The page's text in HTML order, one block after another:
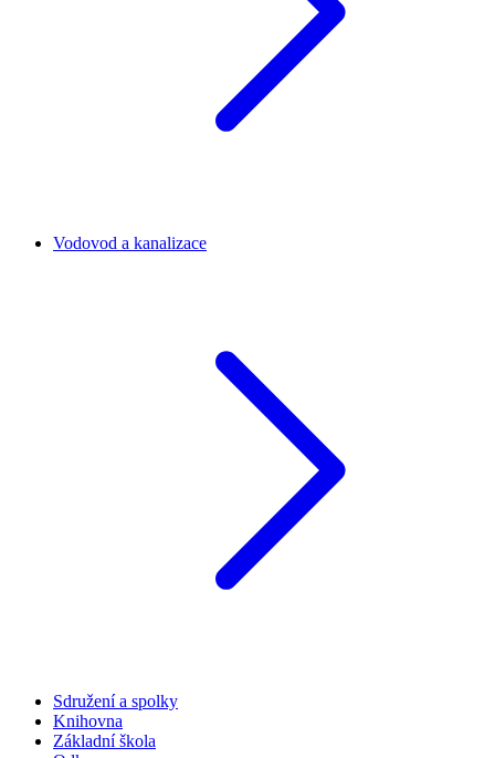
Vodovod a kanalizace
Sdružení a spolky
Knihovna
Základní škola